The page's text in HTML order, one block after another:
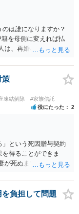
は誰になりますか？
を母側に変えれば払
は、再婚相手とご相談
し、お父様が亡くなっ
て「相続放棄」の手続
策
凍結解除 #家族信託
役にたった 2
という死因贈与契約
得ることができま
が死ぬまで家に住み続
もし契約書の作成まで
、できれば相続に強い
負担して問題